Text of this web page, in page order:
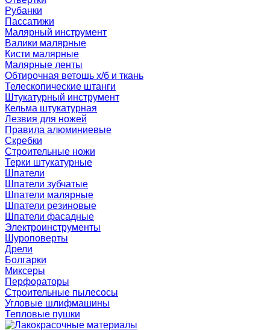
Рубанки
Пассатижи
Малярный инструмент
Валики малярные
Кисти малярные
Малярные ленты
Обтирочная ветошь х/б и ткань
Телескопические штанги
Штукатурный инструмент
Кельма штукатурная
Лезвия для ножей
Правила алюминиевые
Скребки
Строительные ножи
Терки штукатурные
Шпатели
Шпатели зубчатые
Шпатели малярные
Шпатели резиновые
Шпатели фасадные
Электроинструменты
Шуроповерты
Дрели
Болгарки
Миксеры
Перфораторы
Строительные пылесосы
Угловые шлифмашины
Тепловые пушки